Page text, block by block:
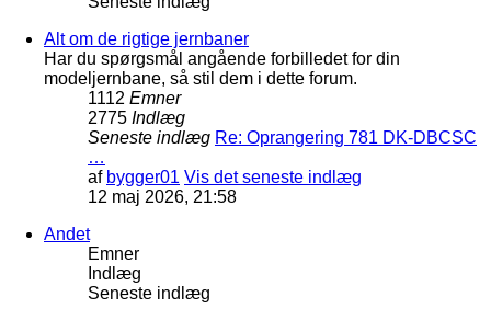
Alt om de rigtige jernbaner
Har du spørgsmål angående forbilledet for din
modeljernbane, så stil dem i dette forum.
1112 Emner
2775 Indlæg
Seneste indlæg Re: Oprangering 781 DK-DBCSC
…
af bygger01 Vis det seneste indlæg
12 maj 2026, 21:58
Andet
Emner
Indlæg
Seneste indlæg